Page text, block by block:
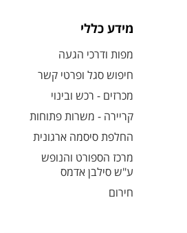
מידע כללי
מפות ודרכי הגעה
חיפוש סגל ופרטי קשר
מכרזים - רכש ובינוי
קריירה - משרות פתוחות
החלפת סיסמה ארגונית
מרכז הספורט והנופש
ע"ש סילבן אדמס
חירום